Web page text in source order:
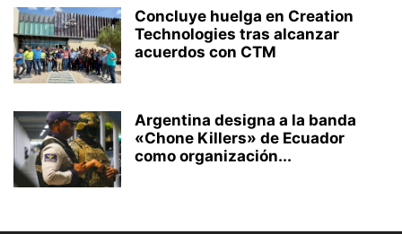
Concluye huelga en Creation
Technologies tras alcanzar
acuerdos con CTM
Argentina designa a la banda
«Chone Killers» de Ecuador
como organización...